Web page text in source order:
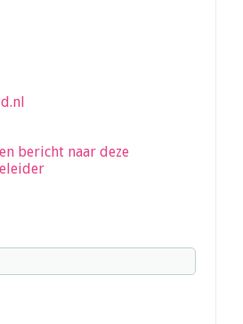
bericht naar deze